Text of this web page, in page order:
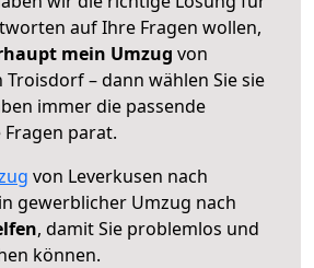
auf Ihre Fragen wollen,
mein Umzug von
Troisdorf – dann wählen Sie sie
immer die passende
parat.
von Leverkusen nach
gewerblicher Umzug nach
, damit Sie problemlos und
können.